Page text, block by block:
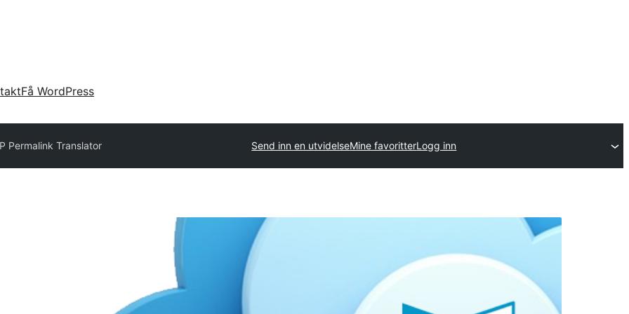
Få WordPress
Permalink Translator Send inn en utvidelseMine favoritterLogg inn